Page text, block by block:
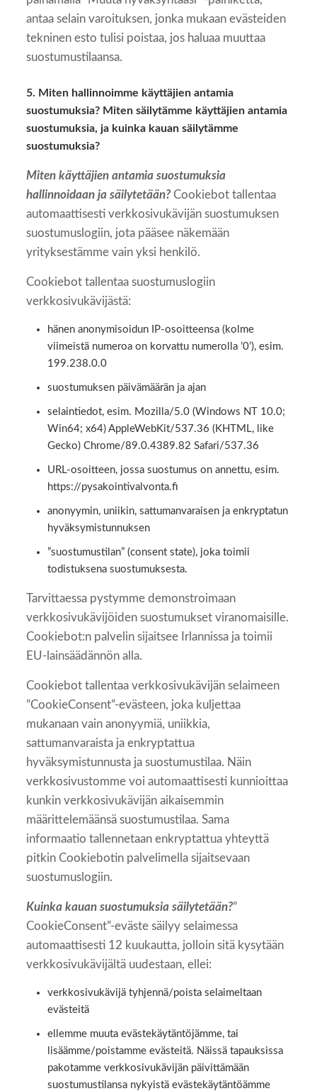
antaa selain varoituksen, jonka mukaan evästeiden
tekninen esto tulisi poistaa, jos haluaa muuttaa
suostumustilaansa.
5. Miten hallinnoimme käyttäjien antamia
suostumuksia? Miten säilytämme käyttäjien antamia
suostumuksia, ja kuinka kauan säilytämme
suostumuksia?
Miten käyttäjien antamia suostumuksia
hallinnoidaan ja säilytetään?Cookiebot tallentaa
automaattisesti verkkosivukävijän suostumuksen
suostumuslogiin, jota pääsee näkemään
yrityksestämme vain yksi henkilö.
Cookiebot tallentaa suostumuslogiin
verkkosivukävijästä:
hänen anonymisoidun IP-osoitteensa (kolme
viimeistä numeroa on korvattu numerolla ’0’), esim.
199.238.0.0
suostumuksen päivämäärän ja ajan
selaintiedot, esim. Mozilla/5.0 (Windows NT 10.0;
Win64; x64) AppleWebKit/537.36 (KHTML, like
Gecko) Chrome/89.0.4389.82 Safari/537.36
URL-osoitteen, jossa suostumus on annettu, esim.
https://pysakointivalvonta.fi
anonyymin, uniikin, sattumanvaraisen ja enkryptatun
hyväksymistunnuksen
”suostumustilan” (consent state), joka toimii
todistuksena suostumuksesta.
Tarvittaessa pystymme demonstroimaan
verkkosivukävijöiden suostumukset viranomaisille.
Cookiebot:n palvelin sijaitsee Irlannissa ja toimii
EU-lainsäädännön alla.
Cookiebot tallentaa verkkosivukävijän selaimeen
”CookieConsent”-evästeen, joka kuljettaa
mukanaan vain anonyymiä, uniikkia,
sattumanvaraista ja enkryptattua
hyväksymistunnusta ja suostumustilaa. Näin
verkkosivustomme voi automaattisesti kunnioittaa
kunkin verkkosivukävijän aikaisemmin
määrittelemäänsä suostumustilaa. Sama
informaatio tallennetaan enkryptattua yhteyttä
pitkin Cookiebotin palvelimella sijaitsevaan
suostumuslogiin.
Kuinka kauan suostumuksia säilytetään?”
CookieConsent”-eväste säilyy selaimessa
automaattisesti 12 kuukautta, jolloin sitä kysytään
verkkosivukävijältä uudestaan, ellei:
verkkosivukävijä tyhjennä/poista selaimeltaan
evästeitä
ellemme muuta evästekäytäntöjämme, tai
lisäämme/poistamme evästeitä. Näissä tapauksissa
pakotamme verkkosivukävijän päivittämään
suostumustilansa nykyistä evästekäytäntöämme